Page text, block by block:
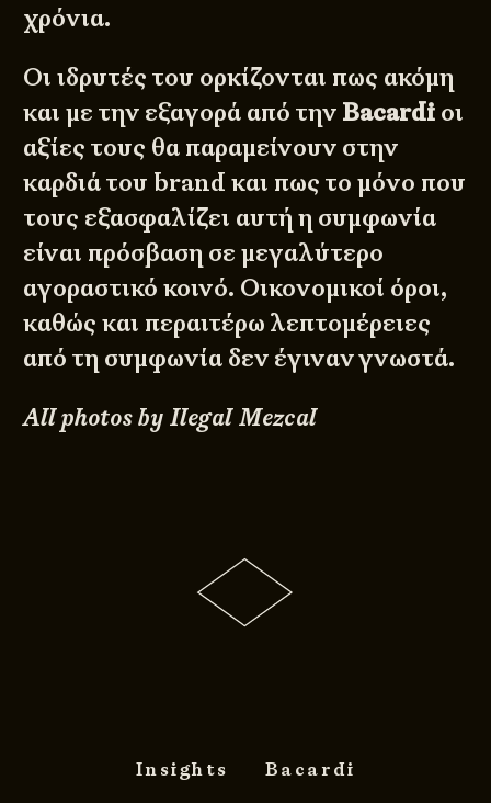
χρόνια.
Οι ιδρυτές του ορκίζονται πως ακόμη
και με την εξαγορά από την Bacardi οι
αξίες τους θα παραμείνουν στην
καρδιά του brand και πως το μόνο που
τους εξασφαλίζει αυτή η συμφωνία
είναι πρόσβαση σε μεγαλύτερο
αγοραστικό κοινό. Οικονομικοί όροι,
καθώς και περαιτέρω λεπτομέρειες
από τη συμφωνία δεν έγιναν γνωστά.
All photos by Ilegal Mezcal
Insights Bacardi